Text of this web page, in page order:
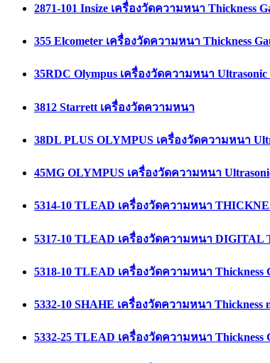
2871-101 Insize เครื่องวัดความหนา Thickness
355 Elcometer เครื่องวัดความหนา Thickness
35RDC Olympus เครื่องวัดความหนา Ultrasonic
3812 Starrett เครื่องวัดความหนา
38DL PLUS OLYMPUS เครื่องวัดความหนา
45MG OLYMPUS เครื่องวัดความหนา
5314-10 TLEAD เครื่องวัดความหนา
5317-10 TLEAD เครื่องวัดความหนา DIGITAL
5318-10 TLEAD เครื่องวัดความหนา Thickness
5332-10 SHAHE เครื่องวัดความหนา Thickness
5332-25 TLEAD เครื่องวัดความหนา Thickness